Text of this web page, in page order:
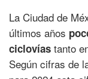
La Ciudad de
últimos años
ciclovías tanto
Según cifras de